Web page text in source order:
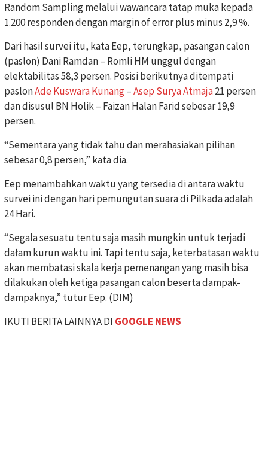
Random Sampling melalui wawancara tatap muka kepada
1.200 responden dengan margin of error plus minus 2,9 %.
Dari hasil survei itu, kata Eep, terungkap, pasangan calon
(paslon) Dani Ramdan – Romli HM unggul dengan
elektabilitas 58,3 persen. Posisi berikutnya ditempati
paslonAde Kuswara Kunang–Asep Surya Atmaja21 persen
dan disusul BN Holik – Faizan Halan Farid sebesar 19,9
persen.
“Sementara yang tidak tahu dan merahasiakan pilihan
sebesar 0,8 persen,” kata dia.
Eep menambahkan waktu yang tersedia di antara waktu
survei ini dengan hari pemungutan suara di Pilkada adalah
24 Hari.
“Segala sesuatu tentu saja masih mungkin untuk terjadi
dałam kurun waktu ini. Tapi tentu saja, keterbatasan waktu
akan membatasi skala kerja pemenangan yang masih bisa
dilakukan oleh ketiga pasangan calon beserta dampak-
dampaknya,” tutur Eep. (DIM)
IKUTI BERITA LAINNYA DI GOOGLE NEWS